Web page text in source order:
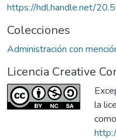
https://hdl.handle.net/
Colecciones
Administración con
Licencia Creative
la
como